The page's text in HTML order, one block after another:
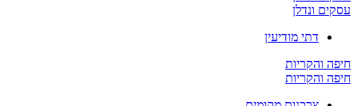
עסקים ונדלן
דתי מודיעין
חיפה והקריות
חיפה והקריות